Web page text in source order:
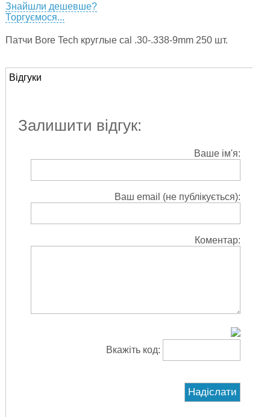
Знайшли дешевше?
Торгуємося...
Патчи Bore Tech круглые cal .30-.338-9mm 250 шт.
Відгуки
Залишити відгук:
Ваше ім'я:
Ваш email (не публікується):
Коментар:
Вкажіть код: